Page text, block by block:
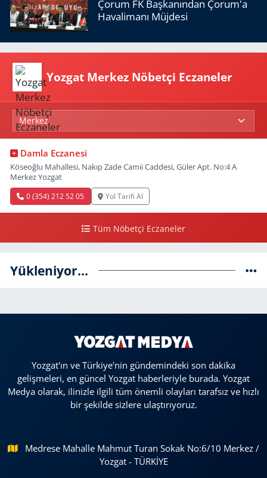
Çorum FK Başkanından Çorum'a
Havalimanı Müjdesi
Yozgat Merkez Nöbetçi Eczaneler
Damla Eczanesi
Köseoğlu Mahallesi, Nakıp Zade Camii Caddesi, Güler Apt. No:4 A
Merkez Yozgat
0 (354) 212 52 05 Yol Tarifi Al
Tüm Nöbetçi Eczaneler
Yükleniyor...
Yozgat'ın ve Türkiye'nin gündemindeki son dakika
gelişmeleri, en güncel Yozgat haberleriyle burada. Yozgat
Medya olarak, ilinizle ilgili tüm önemli olayları tarafsız ve hızlı
bir şekilde sizlere ulaştırıyoruz.
Medrese Mahalle Mahmut Turan Sokak No:6/10 Merkez /
Yozgat - TÜRKİYE